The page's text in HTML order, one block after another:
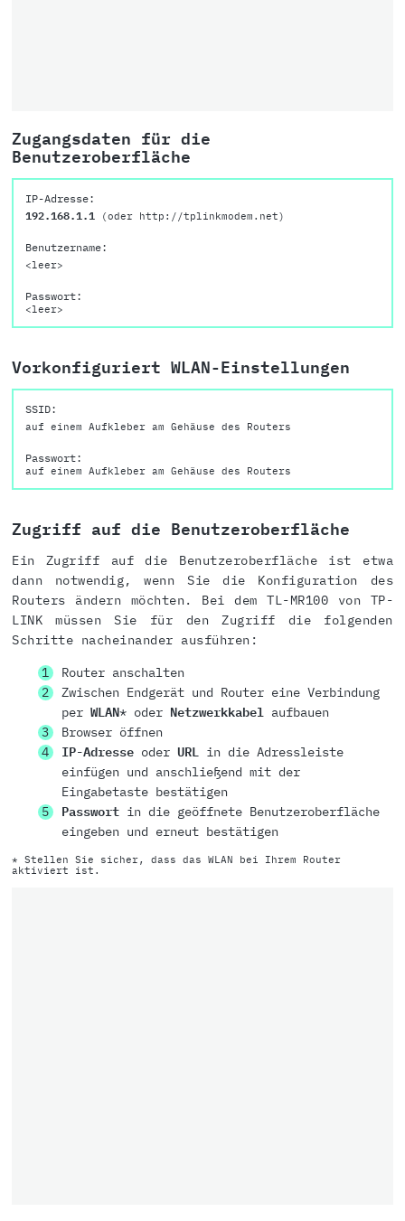
Zugangsdaten für die
Benutzeroberfläche
IP-Adresse:
192.168.1.1
(oder http://tplinkmodem.net)
Benutzername:
<leer>
Passwort:
<leer>
Vorkonfiguriert WLAN-Einstellungen
SSID:
auf einem Aufkleber am Gehäuse des Routers
Passwort:
auf einem Aufkleber am Gehäuse des Routers
Zugriff auf die Benutzeroberfläche
Ein Zugriff auf die Benutzeroberfläche ist etwa
dann notwendig, wenn Sie die Konfiguration des
Routers ändern möchten. Bei dem TL-MR100 von TP-
LINK müssen Sie für den Zugriff die folgenden
Schritte nacheinander ausführen:
Router anschalten
Zwischen Endgerät und Router eine Verbindung
per WLAN* oder Netzwerkkabel aufbauen
Browser öffnen
IP-Adresseoder URLin die Adressleiste
einfügen und anschließend mit der
Eingabetaste bestätigen
Passwortin die geöffnete Benutzeroberfläche
eingeben und erneut bestätigen
* Stellen Sie sicher, dass das WLAN bei Ihrem Router
aktiviert ist.